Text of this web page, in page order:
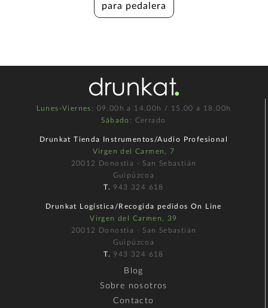
para pedalera
Lunes-Viernes : 09.00h a 14.00h / 15.00 a 18.00h
Sábado : Cerrado
Drunkat Tienda Instrumentos/Audio Profesional
Virgen del Carmen, 7
20012 Donostia - San Sebastián
Guipúzcoa
T. 943 324 618
Drunkat Logística/Recogida pedidos On Line
Virgen del Carmen, 39
20012 Donostia - San Sebastián
Guipúzcoa
T. 943 324 618
Blog
Sobre nosotros
Contacto